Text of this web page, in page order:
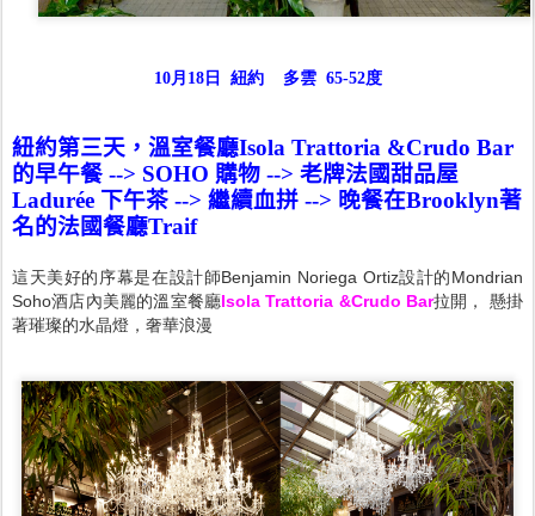
10月18日 紐約 多雲 65-52度
紐約第三天， 溫室餐廳Isola Trattoria &Crudo Bar
的早午餐 --> SOHO 購物 --> 老牌法國甜品屋
Ladurée 下午茶 --> 繼續血拼 --> 晚餐在Brooklyn著
名的法國餐廳Traif
這天美好的序幕是在設計師Benjamin Noriega Ortiz設計的Mondrian
Soho酒店內美麗的溫室餐廳Isola Trattoria &Crudo Bar拉開， 懸掛
著璀璨的水晶燈，奢華浪漫